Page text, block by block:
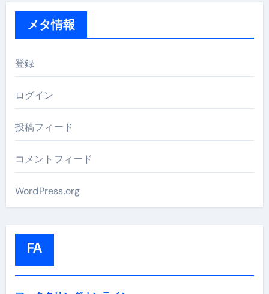
メタ情報
登録
ログイン
投稿フィード
コメントフィード
WordPress.org
FA